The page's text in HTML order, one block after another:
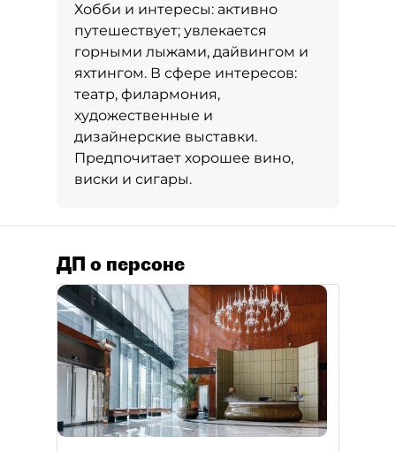
Хобби и интересы: активно
путешествует; увлекается
горными лыжами, дайвингом и
яхтингом. В сфере интересов:
театр, филармония,
художественные и
дизайнерские выставки.
Предпочитает хорошее вино,
виски и сигары.
ДП о персоне